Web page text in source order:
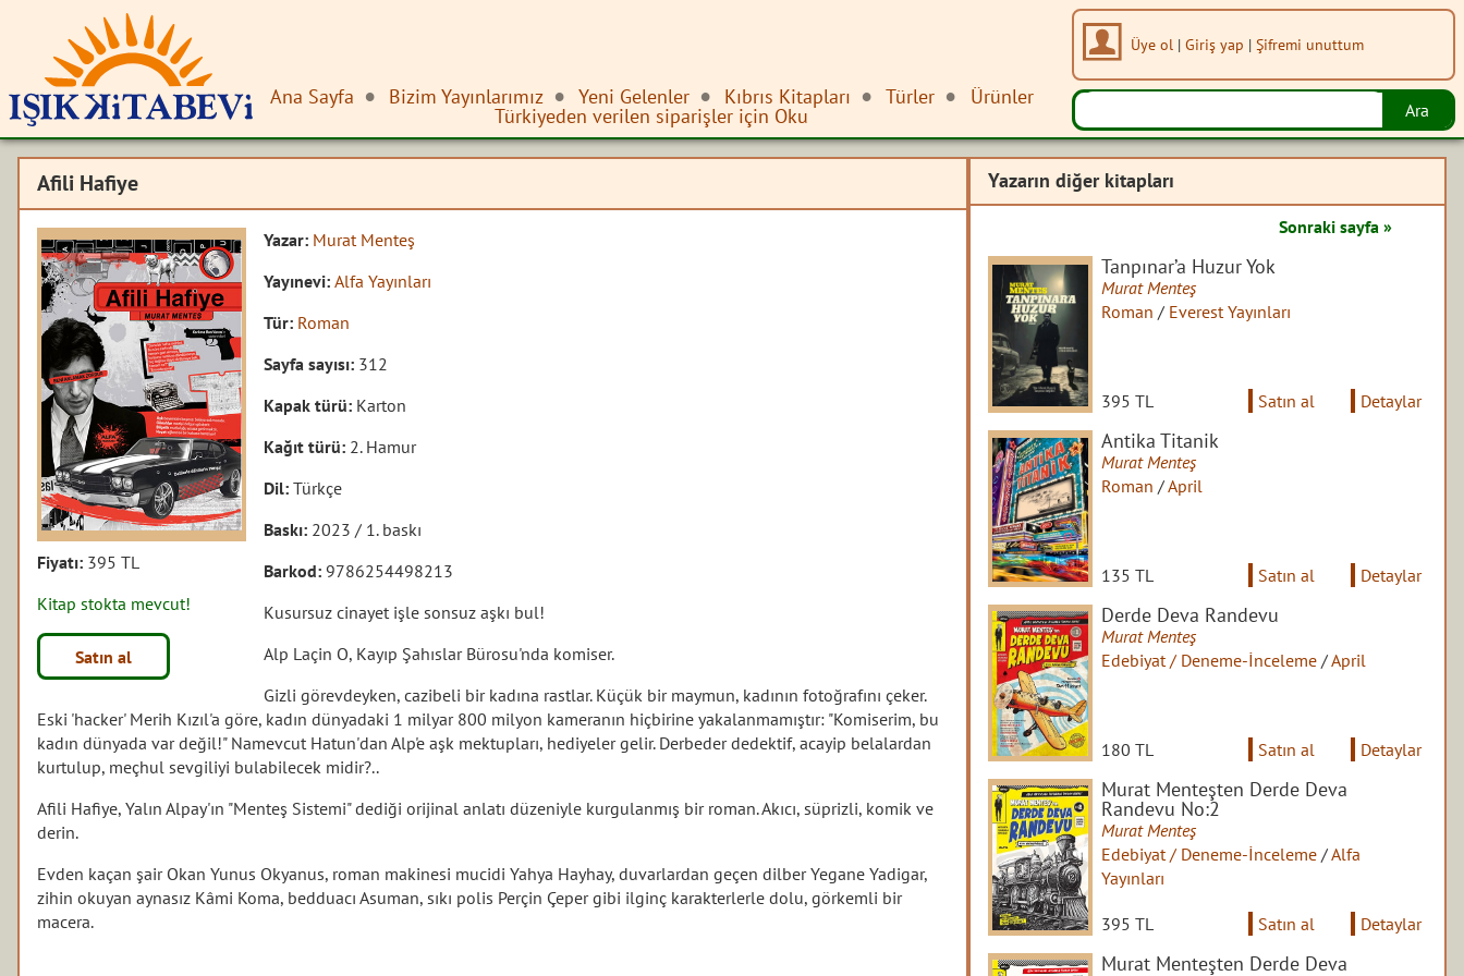
Ana Sayfa Bizim Yayınlarımız Yeni Gelenler Kıbrıs Kitapları Türler Ürünler
Türkiyeden verilen siparişler için Oku
Üye ol | Giriş yap | Şifremi unuttum
Afili Hafiye
Fiyatı: 395 TL
Kitap stokta mevcut!
Satın al
Yazar: Murat Menteş
Yayınevi:Alfa Yayınları
Tür: Roman
Sayfa sayısı: 312
Kapak türü: Karton
Kağıt türü: 2. Hamur
Dil:Türkçe
Baskı: 2023 / 1. baskı
Barkod:9786254498213
Kusursuz cinayet işle sonsuz aşkı bul!
Alp Laçin O, Kayıp Şahıslar Bürosu'nda komiser.
Gizli görevdeyken, cazibeli bir kadına rastlar. Küçük bir maymun, kadının fotoğrafını çeker.
Eski 'hacker' Merih Kızıl'a göre, kadın dünyadaki 1 milyar 800 milyon kameranın hiçbirine yakalanmamıştır: "Komiserim, bu
kadın dünyada var değil!" Namevcut Hatun'dan Alp'e aşk mektupları, hediyeler gelir. Derbeder dedektif, acayip belalardan
kurtulup, meçhul sevgiliyi bulabilecek midir?..
Afili Hafiye, Yalın Alpay'ın "Menteş Sistemi" dediği orijinal anlatı düzeniyle kurgulanmış bir roman. Akıcı, süprizli, komik ve
derin.
Evden kaçan şair Okan Yunus Okyanus, roman makinesi mucidi Yahya Hayhay, duvarlardan geçen dilber Yegane Yadigar,
zihin okuyan aynasız Kâmi Koma, bedduacı Asuman, sıkı polis Perçin Çeper gibi ilginç karakterlerle dolu, görkemli bir
macera.
Yazarın diğer kitapları
Sonraki sayfa »
Tanpınar’a Huzur Yok
Murat Menteş
Roman / Everest Yayınları
395 TL Satın al Detaylar
Antika Titanik
Murat Menteş
Roman /April
135 TL Satın al Detaylar
Derde Deva Randevu
Murat Menteş
Edebiyat / Deneme-İnceleme /April
180 TL Satın al Detaylar
Murat Menteşten Derde Deva
Randevu No:2
Murat Menteş
Edebiyat / Deneme-İnceleme /Alfa
Yayınları
395 TL Satın al Detaylar
Murat Menteşten Derde Deva